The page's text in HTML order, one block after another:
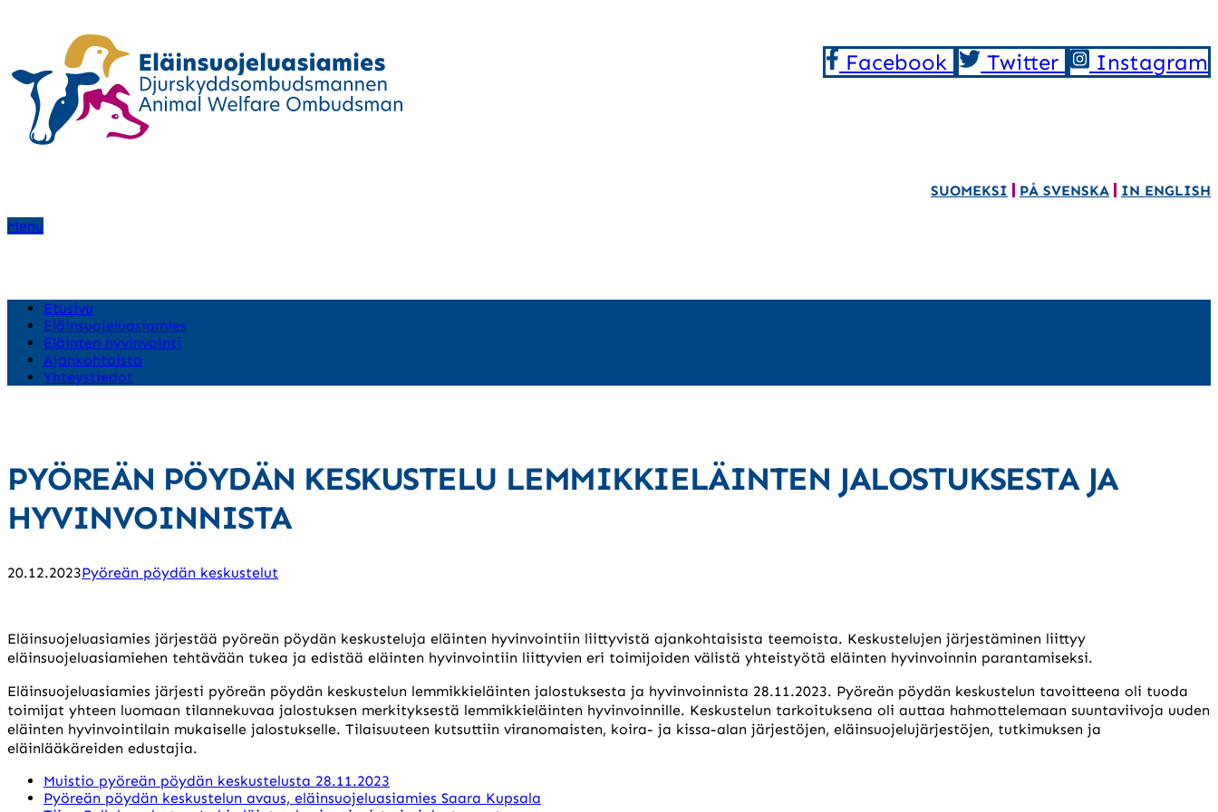
Facebook Twitter Instagram
SUOMEKSI PÅ SVENSKA IN ENGLISH
Menu
Etusivu
Eläinsuojeluasiamies
Eläinten hyvinvointi
Ajankohtaista
Yhteystiedot
PYÖREÄN PÖYDÄN KESKUSTELU LEMMIKKIELÄINTEN JALOSTUKSESTA JA
HYVINVOINNISTA
20.12.2023Pyöreän pöydän keskustelut
Eläinsuojeluasiamies järjestää pyöreän pöydän keskusteluja eläinten hyvinvointiin liittyvistä ajankohtaisista teemoista. Keskustelujen järjestäminen liittyy
eläinsuojeluasiamiehen tehtävään tukea ja edistää eläinten hyvinvointiin liittyvien eri toimijoiden välistä yhteistyötä eläinten hyvinvoinnin parantamiseksi.
Eläinsuojeluasiamies järjesti pyöreän pöydän keskustelun lemmikkieläinten jalostuksesta ja hyvinvoinnista 28.11.2023. Pyöreän pöydän keskustelun tavoitteena oli tuoda
toimijat yhteen luomaan tilannekuvaa jalostuksen merkityksestä lemmikkieläinten hyvinvoinnille. Keskustelun tarkoituksena oli auttaa hahmottelemaan suuntaviivoja uuden
eläinten hyvinvointilain mukaiselle jalostukselle. Tilaisuuteen kutsuttiin viranomaisten, koira- ja kissa-alan järjestöjen, eläinsuojelujärjestöjen, tutkimuksen ja
eläinlääkäreiden edustajia.
Muistio pyöreän pöydän keskustelusta 28.11.2023
Pyöreän pöydän keskustelun avaus, eläinsuojeluasiamies Saara Kupsala